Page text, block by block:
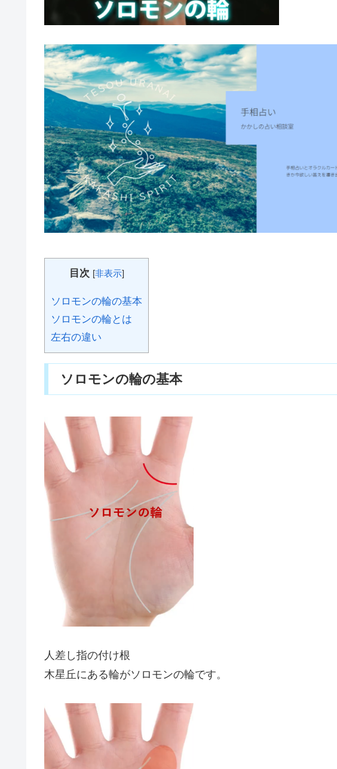
目次 [非表示]
ソロモンの輪の基本
ソロモンの輪とは
左右の違い
ソロモンの輪の基本
人差し指の付け根
木星丘にある輪がソロモンの輪です。